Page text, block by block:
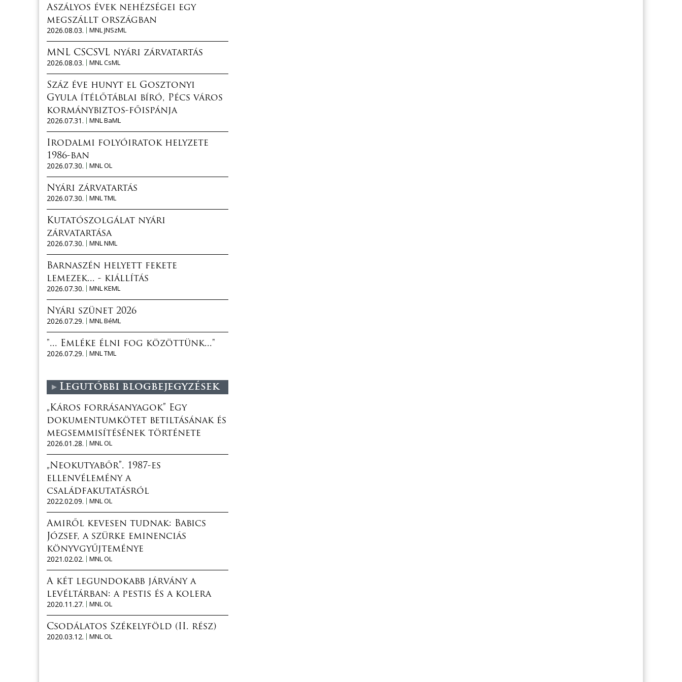
Aszályos évek nehézségei egy
megszállt országban
2026.08.03.
MNL JNSzML
MNL CSCSVL nyári zárvatartás
2026.08.03.
MNL CsML
Száz éve hunyt el Gosztonyi
Gyula ítélőtáblai bíró, Pécs város
kormánybiztos-főispánja
2026.07.31.
MNL BaML
Irodalmi folyóiratok helyzete
1986-ban
2026.07.30.
MNL OL
Nyári zárvatartás
2026.07.30.
MNL TML
Kutatószolgálat nyári
zárvatartása
2026.07.30.
MNL NML
Barnaszén helyett fekete
lemezek... - kiállítás
2026.07.30.
MNL KEML
Nyári szünet 2026
2026.07.29.
MNL BéML
"... Emléke élni fog közöttünk..."
2026.07.29.
MNL TML
Legutóbbi blogbejegyzések
„Káros forrásanyagok” Egy
dokumentumkötet betiltásának és
megsemmisítésének története
2026.01.28.
MNL OL
„Neokutyabőr”. 1987-es
ellenvélemény a
családfakutatásról
2022.02.09.
MNL OL
Amiről kevesen tudnak: Babics
József, a szürke eminenciás
könyvgyűjteménye
2021.02.02.
MNL OL
A két legundokabb járvány a
levéltárban: a pestis és a kolera
2020.11.27.
MNL OL
Csodálatos Székelyföld (II. rész)
2020.03.12.
MNL OL